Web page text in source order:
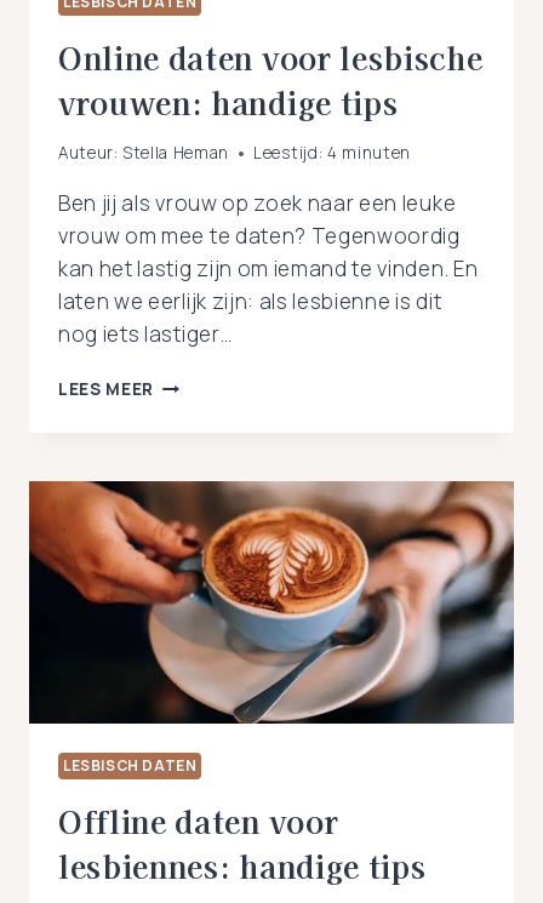
Online daten voor lesbische
vrouwen: handige tips
Auteur: Stella Heman Leestijd: 4 minuten
Ben jij als vrouw op zoek naar een leuke
vrouw om mee te daten? Tegenwoordig
kan het lastig zijn om iemand te vinden. En
laten we eerlijk zijn: als lesbienne is dit
nog iets lastiger…
LEES MEER ONLINE
VROUWEN:
HANDIGE
TIPS
LESBISCH DATEN
Offline daten voor
lesbiennes: handige tips